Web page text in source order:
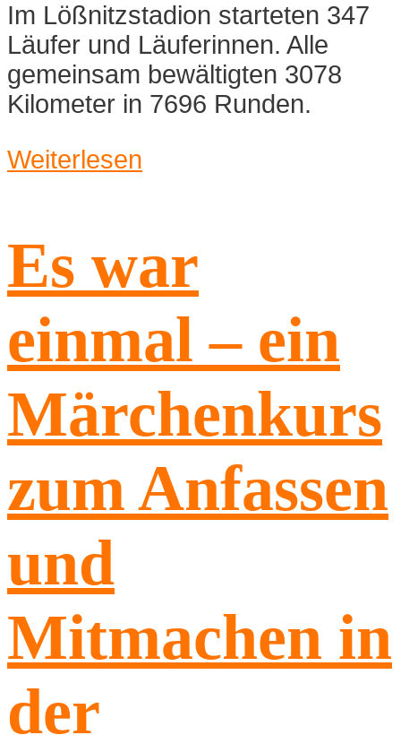
Im Lößnitzstadion starteten 347
Läufer und Läuferinnen. Alle
gemeinsam bewältigten 3078
Kilometer in 7696 Runden.
Weiterlesen
Es war
einmal – ein
Märchenkurs
zum Anfassen
und
Mitmachen in
der